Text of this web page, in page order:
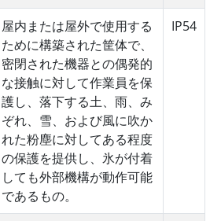
屋内または屋外で使用する
ために構築された筐体で、
密閉された機器との偶発的
な接触に対して作業員を保
護し、落下する土、雨、み
ぞれ、雪、および風に吹か
れた粉塵に対してある程度
の保護を提供し、氷が付着
しても外部機構が動作可能
であるもの。
IP54